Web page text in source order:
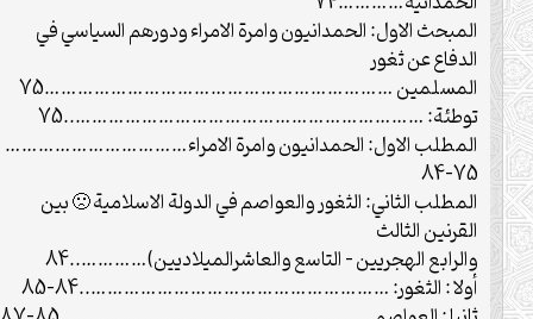
المبحث الاول: الحمدانيون وامرة الامراء ودورهم السياسي في
الدفاع عن ثغور
المسلمين ………………………………………………………75
توطئة: ………………………………………………………..75
المطلب الاول: الحمدانيون وامرة الامراء……………………………
75-84
المطلب الثاني: الثغور والعواصم في الدولة الاسلامية 🙁 بين
القرنين الثالث
والرابع الهجريين – التاسع والعاشرالميلاديين)…………..84
أولا : الثغور: ………………………………………………..84-85